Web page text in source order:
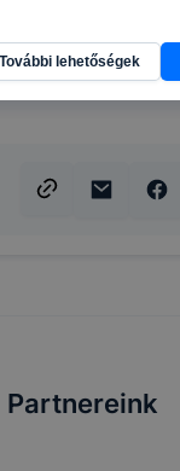
Partnereink
További lehetőségek